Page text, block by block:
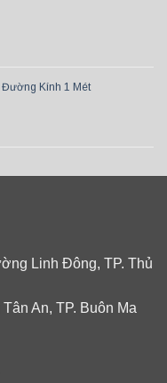
Đường Kính 1 Mét
Linh Đông, TP. Thủ
An, TP. Buôn Ma